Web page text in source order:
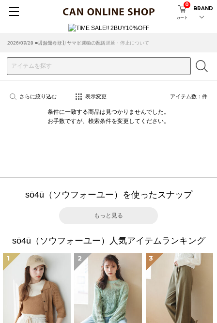
カート
0
BRAND
2026/07/29 ■【お知らせ】ヤマト運輸の配送遅延・停止について
2026/03/18 ■店舗受け取りサービスのご案内
さらに絞り込む 表示変更 アイテム数： 件
条件に一致する商品は見つかりませんでした。
お手数ですが、検索条件を変更してください。
sō4ū（ソウフォーユー）を使ったスナップ
もっと見る
sō4ū（ソウフォーユー）人気アイテムランキング
1 2 3